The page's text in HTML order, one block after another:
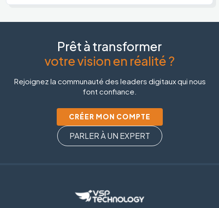
Prêt à transformer
votre vision en réalité ?
Rejoignez la communauté des leaders digitaux qui nous
font confiance.
CRÉER MON COMPTE
PARLER À UN EXPERT